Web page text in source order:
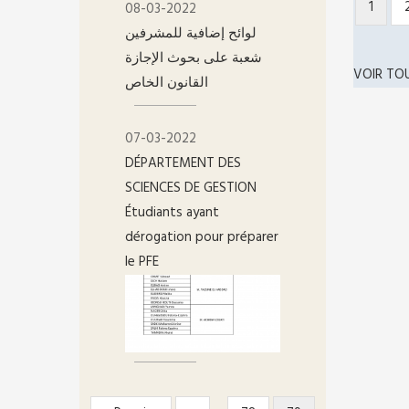
08-03-2022
لوائح إضافية للمشرفين
على بحوث الإجازة‎‎‎‎ شعبة
القانون الخاص
07-03-2022
DÉPARTEMENT DES
SCIENCES DE GESTION
Étudiants ayant
dérogation pour préparer
le PFE
Page
1
VOIR